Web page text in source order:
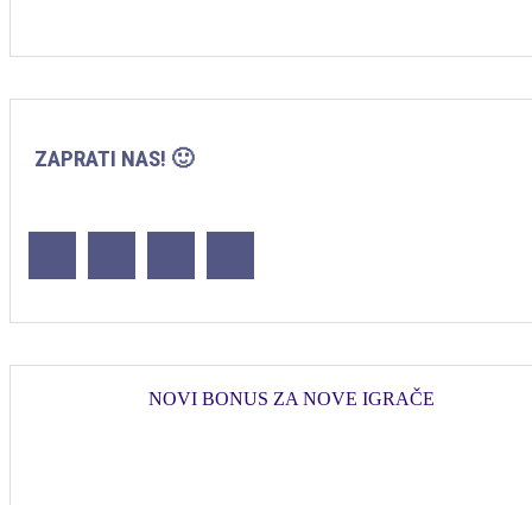
ZAPRATI NAS! 🙂
NOVI BONUS ZA NOVE IGRAČE